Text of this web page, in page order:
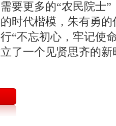
更多的“农民院士”
时代楷模，朱有勇
“不忘初心，牢记使
了一个见贤思齐的